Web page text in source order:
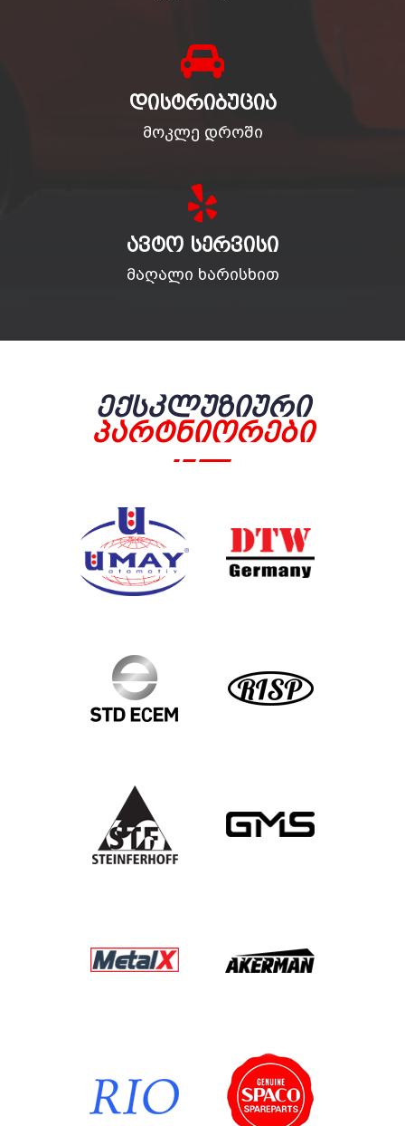
ᲓᲘᲡᲢᲠᲘᲑᲣᲪᲘᲐ
მოკლე დროში
ᲐᲕᲢᲝ ᲡᲔᲠᲕᲘᲡᲘ
მაღალი ხარისხით
Ექსკლუზიური
Პარტნიორები